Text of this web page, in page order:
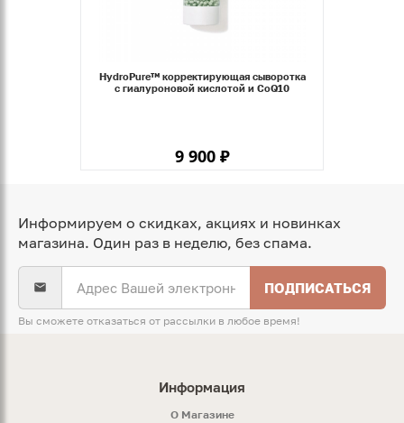
HydroPure™ корректирующая сыворотка
с гиалуроновой кислотой и CoQ10
9 900 ₽
Информируем о скидках, акциях и новинках
магазина. Один раз в неделю, без спама.
ПОДПИСАТЬСЯ
Вы сможете отказаться от рассылки в любое время!
Информация
O Магазине